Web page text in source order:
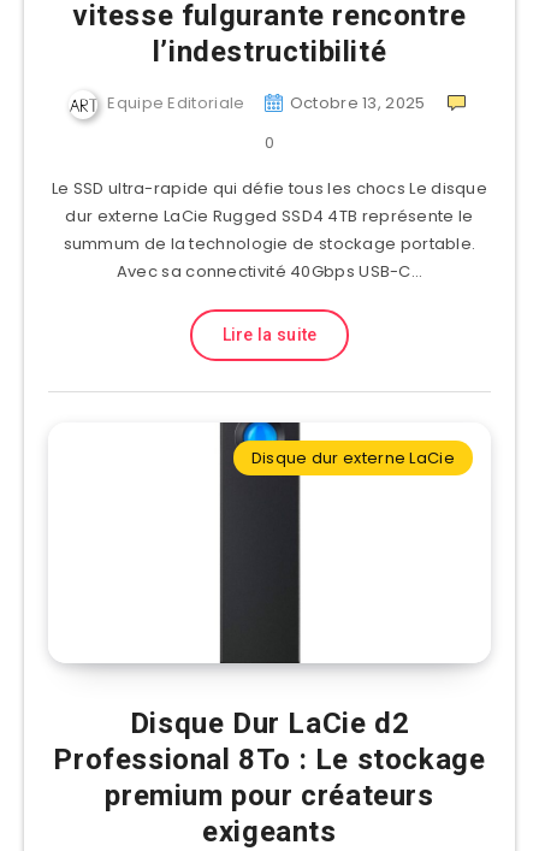
vitesse fulgurante rencontre
l’indestructibilité
Equipe Editoriale
Octobre 13, 2025
0
Le SSD ultra-rapide qui défie tous les chocs Le disque
dur externe LaCie Rugged SSD4 4TB représente le
summum de la technologie de stockage portable.
Avec sa connectivité 40Gbps USB-C…
Lire la suite
Disque dur externe LaCie
Disque Dur LaCie d2
Professional 8To : Le stockage
premium pour créateurs
exigeants